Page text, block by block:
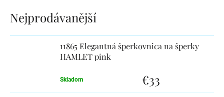
11865 Elegantná šperkovnica na šperky
HAMLET pink
Skladom €33
Výpis
produktov